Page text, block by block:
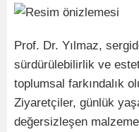
Prof. Dr. Yılmaz,
sürdürülebilirlik ve
toplumsal farkındalık
Ziyaretçiler, günlük
değersizleşen